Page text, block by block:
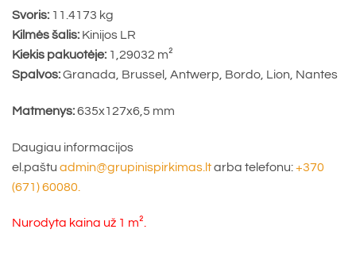
Svoris: 11.4173 kg
Kilmės šalis: Kinijos LR
Kiekis pakuotėje: 1,29032 m²
Spalvos:Granada, Brussel, Antwerp, Bordo, Lion, Nantes
Matmenys:635x127x6,5 mm
Daugiau informacijos
el.paštu admin@grupinispirkimas.ltarba telefonu:+370
(671) 60080.
Nurodyta kaina už 1 m².